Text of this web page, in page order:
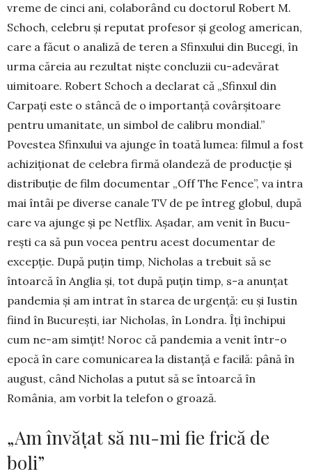
vreme de cinci ani, co­la­borând cu docto­rul Robert M.
Schoch, ce­lebru şi re­putat profesor şi geolog ame­rican,
care a făcut o analiză de teren a Sfinxului din Bucegi, în
urma căreia au rezultat nişte concluzii cu-ade­vărat
uimitoare. Robert Schoch a declarat că „Sfin­­xul din
Carpaţi este o stân­că de o impor­tanţă covârşitoare
pen­tru umanitate, un simbol de calibru mondial.”
Povestea Sfinxului va ajun­ge în toată lumea: fil­mul a fost
achiziţionat de celebra firmă olandeză de producţie şi
distribuţie de film documentar „Off The Fence”, va intra
mai întâi pe diverse canale TV de pe întreg glo­bul, după
care va ajunge şi pe Net­flix. Aşadar, am venit în Bucu­
reşti ca să pun vocea pentru acest documentar de
excepție. După puţin timp, Nicholas a trebuit să se
întoarcă în Anglia şi, tot după puţin timp, s-a anunţat
pandemia şi am in­trat în starea de ur­genţă: eu şi Iustin
fiind în Bucureşti, iar Ni­cholas, în Londra. Îţi închipui
cum ne-am simţit! Noroc că pandemia a venit într-o
epocă în care co­mu­nicarea la distanţă e fa­cilă: până în
august, când Nicholas a putut să se întoarcă în
România, am vorbit la telefon o groa­ză.
„Am învățat să nu-mi fie frică de
boli”